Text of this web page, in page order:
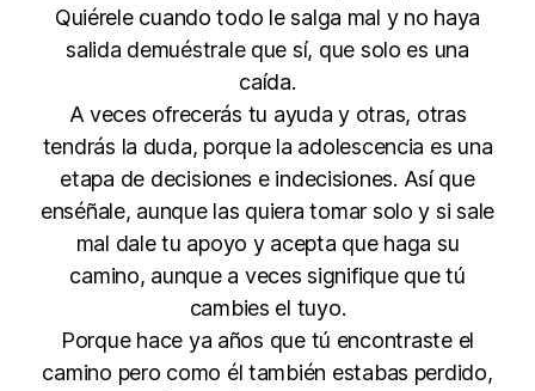
Quiérele cuando todo le salga mal y no haya
salida demuéstrale que sí, que solo es una
caída.
A veces ofrecerás tu ayuda y otras, otras
tendrás la duda, porque la adolescencia es una
etapa de decisiones e indecisiones. Así que
enséñale, aunque las quiera tomar solo y si sale
mal dale tu apoyo y acepta que haga su
camino, aunque a veces signifique que tú
cambies el tuyo.
Porque hace ya años que tú encontraste el
camino pero como él también estabas perdido,